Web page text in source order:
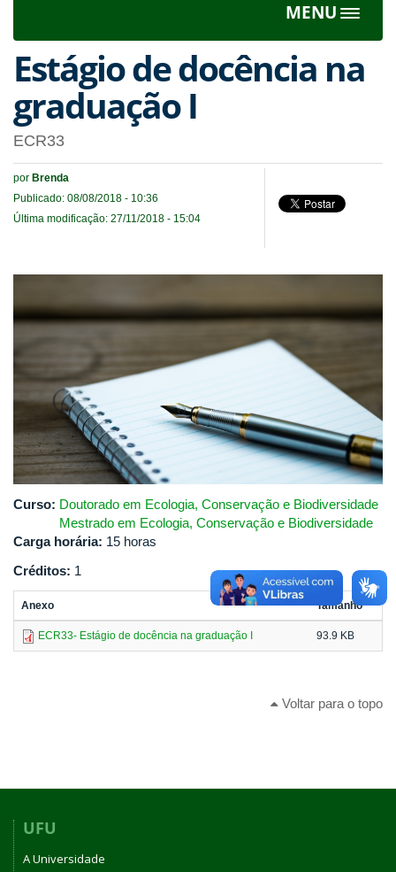
MENU
Toggle
Estágio de docência na
graduação I
ECR33
por Brenda
Publicado: 08/08/2018 - 10:36
Última modificação: 27/11/2018 - 15:04
Curso: Doutorado em Ecologia, Conservação e Biodiversidade
Mestrado em Ecologia, Conservação e Biodiversidade
Carga horária: 15 horas
Créditos: 1
Anexo Tamanho
ECR33- Estágio de docência na graduação I 93.9 KB
Voltar para o topo
UFU
A Universidade